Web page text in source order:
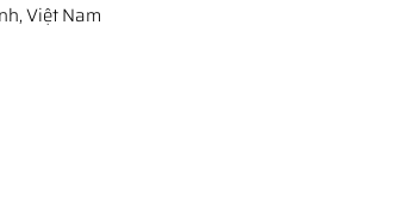
Việt Nam